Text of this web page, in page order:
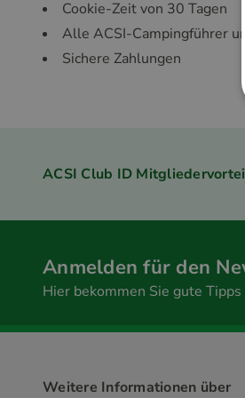
Cookie-Zeit von 30 Tagen
Alle ACSI-Campingführer
Sichere Zahlungen
ACSI Club ID
Anmelden für den
Hier bekommen Sie gute
Weitere Informationen über